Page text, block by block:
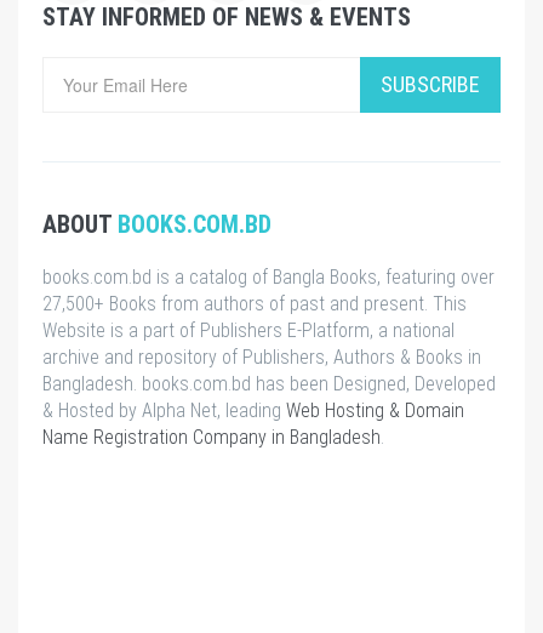
STAY INFORMED OF NEWS & EVENTS
SUBSCRIBE
ABOUT BOOKS.COM.BD
books.com.bd is a catalog of Bangla Books, featuring over
27,500+ Books from authors of past and present. This
Website is a part of Publishers E-Platform, a national
archive and repository of Publishers, Authors & Books in
Bangladesh. books.com.bd has been Designed, Developed
& Hosted by Alpha Net, leading Web Hosting & Domain
Name Registration Company in Bangladesh.